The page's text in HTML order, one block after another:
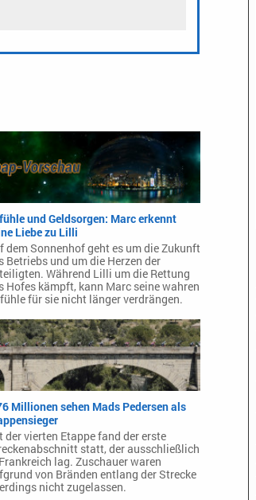
und Geldsorgen: Marc erkennt
Liebe zu Lilli
dem Sonnenhof geht es um die Zukunft
Betriebs und um die Herzen der
Während Lilli um die Rettung
Hofes kämpft, kann Marc seine wahren
für sie nicht länger verdrängen.
Millionen sehen Mads Pedersen als
der vierten Etappe fand der erste
statt, der ausschließlich
lag. Zuschauer waren
von Bränden entlang der Strecke
nicht zugelassen.